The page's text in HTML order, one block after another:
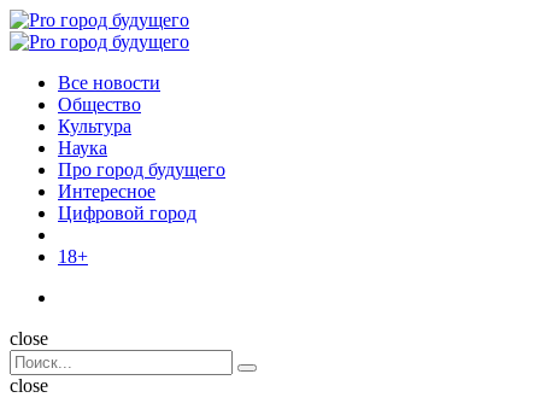
Menu
Поиск
Menu
Pro
Все новости
Общество
Культура
Наука
Про город будущего
Интересное
Цифровой город
18+
Поиск
close
Search
for:
Поиск
close